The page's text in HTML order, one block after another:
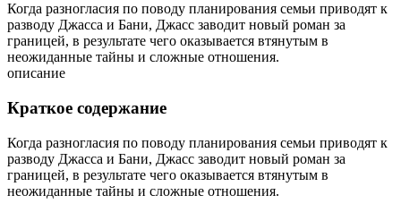
Когда разногласия по поводу планирования семьи приводят к
разводу Джасса и Бани, Джасс заводит новый роман за
границей, в результате чего оказывается втянутым в
неожиданные тайны и сложные отношения.
описание
Краткое содержание
Когда разногласия по поводу планирования семьи приводят к
разводу Джасса и Бани, Джасс заводит новый роман за
границей, в результате чего оказывается втянутым в
неожиданные тайны и сложные отношения.